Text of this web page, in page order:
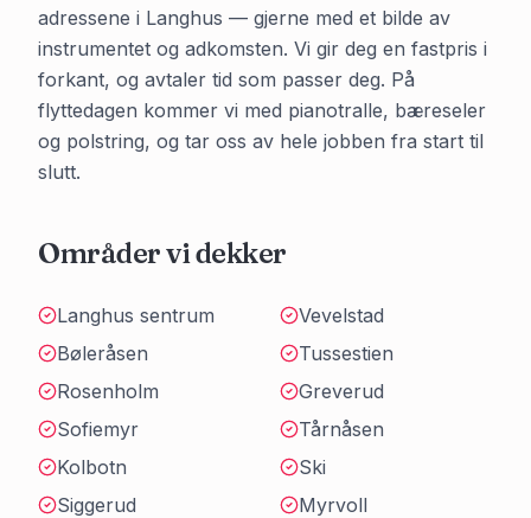
adressene i Langhus — gjerne med et bilde av
instrumentet og adkomsten. Vi gir deg en fastpris i
forkant, og avtaler tid som passer deg. På
flyttedagen kommer vi med pianotralle, bæreseler
og polstring, og tar oss av hele jobben fra start til
slutt.
Områder vi dekker
Langhus sentrum
Vevelstad
Bøleråsen
Tussestien
Rosenholm
Greverud
Sofiemyr
Tårnåsen
Kolbotn
Ski
Siggerud
Myrvoll